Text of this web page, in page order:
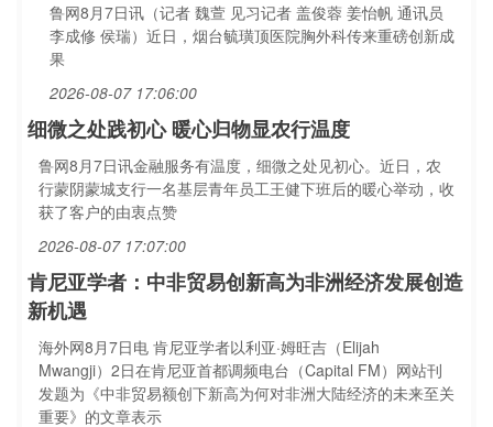
鲁网8月7日讯（记者 魏萱 见习记者 盖俊蓉 姜怡帆 通讯员
李成修 侯瑞）近日，烟台毓璜顶医院胸外科传来重磅创新成
果
2026-08-07 17:06:00
细微之处践初心 暖心归物显农行温度
鲁网8月7日讯金融服务有温度，细微之处见初心。近日，农
行蒙阴蒙城支行一名基层青年员工王健下班后的暖心举动，收
获了客户的由衷点赞
2026-08-07 17:07:00
肯尼亚学者：中非贸易创新高为非洲经济发展创造
新机遇
海外网8月7日电 肯尼亚学者以利亚·姆旺吉（Elijah
Mwangji）2日在肯尼亚首都调频电台（Capital FM）网站刊
发题为《中非贸易额创下新高为何对非洲大陆经济的未来至关
重要》的文章表示